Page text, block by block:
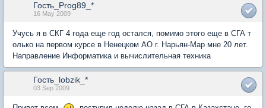
Гость_Prog89_*
16 May 2009
Учусь я в СКГ 4 года еще год остался, помимо этого еще в СГА т
олько на первом курсе в Ненецком АО г. Нарьян-Мар мне 20 лет.
Направление Информатика и вычислительная техника
Гость_lobzik_*
03 Sep 2009